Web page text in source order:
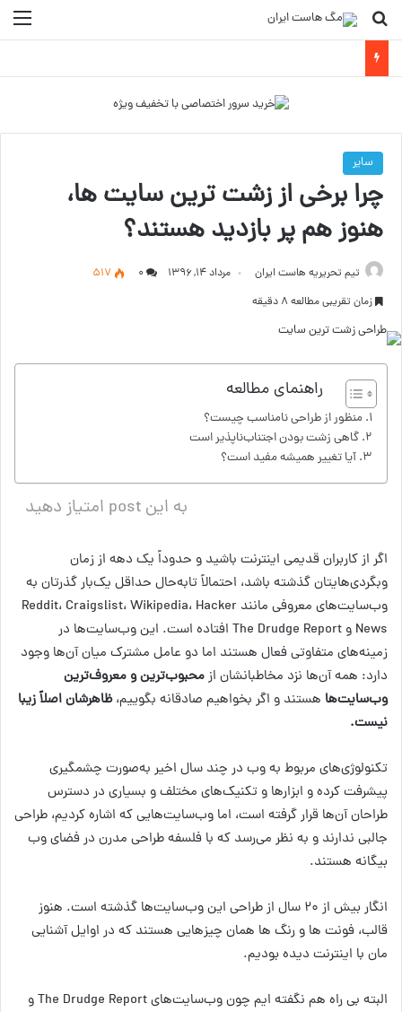
جستجو برای
سایر
چرا برخی از زشت ترین سایت ها،
هنوز هم پر بازدید هستند؟
تیم تحریریه هاست ایران مرداد ۱۴, ۱۳۹۶ ۰
517
زمان تقریبی مطالعه 8 دقیقه
راهنمای مطالعه
منظور از طراحی نامناسب چیست؟
گاهی زشت بودن اجتناب‌ناپذیر است
آیا تغییر همیشه مفید است؟
به این post امتیاز دهید
اگر از کاربران قدیمی اینترنت باشید و حدوداً یک دهه از زمان
وبگردی‌هایتان گذشته باشد، احتمالاً تابه‌حال حداقل یک‌بار گذرتان به
وب‌سایت‌های معروفی مانند Reddit، Craigslist، Wikipedia، Hacker
News و The Drudge Report افتاده است. این وب‌سایت‌ها در
زمینه‌های متفاوتی فعال هستند اما دو عامل مشترک میان آن‌ها وجود
دارد: همه آن‌ها نزد مخاطبانشان ازمحبوب‌ترین و معروف‌ترین
وب‌سایت‌ها هستند و اگر بخواهیم صادقانه بگوییم،ظاهرشان اصلاً زیبا
نیست.
تکنولوژی‌های مربوط به وب در چند سال اخیر به‌صورت چشمگیری
پیشرفت کرده و ابزارها و تکنیک‌های مختلف و بسیاری در دسترس
طراحان آن‌ها قرار گرفته است، اما وب‌سایت‌هایی که اشاره کردیم، طراحی
جالبی ندارند و به نظر می‌رسد که با فلسفه طراحی مدرن در فضای وب
بیگانه هستند.
انگار بیش از ۲۰ سال از طراحی این وب‌سایت‌ها گذشته است. هنوز
قالب، فونت ها و رنگ ها همان چیزهایی هستند که در اوایل آشنایی
مان با اینترنت دیده بودیم.
البته بی راه هم نگفته ایم چون وب‌سایت‌های The Drudge Report و